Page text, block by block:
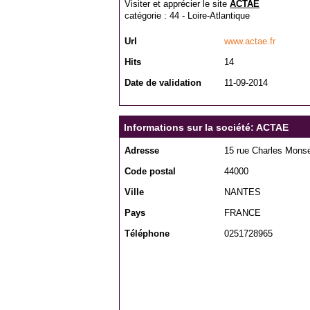
Visiter et apprécier le site ACTAE
catégorie : 44 - Loire-Atlantique
Url
www.actae.fr
Hits
14
Date de validation
11-09-2014
Informations sur la société: ACTAE
Adresse
15 rue Charles
Code postal
44000
Ville
NANTES
Pays
FRANCE
Téléphone
0251728965